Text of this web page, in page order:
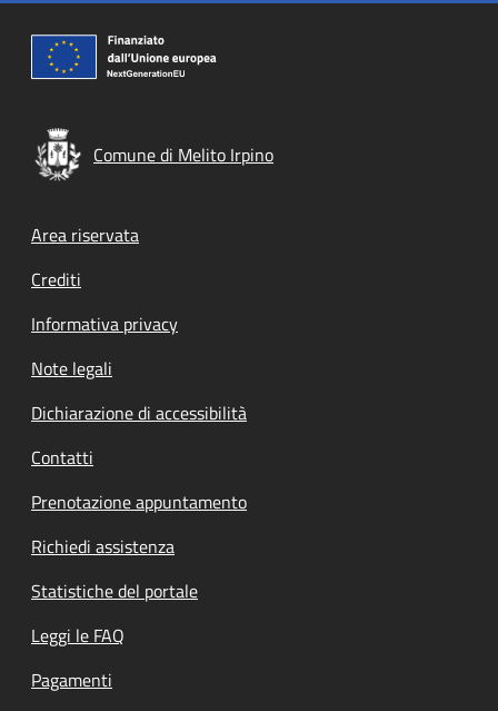
Comune di Melito Irpino
Footer menu
Area riservata
Crediti
Informativa privacy
Note legali
Dichiarazione di accessibilità
Contatti
Prenotazione appuntamento
Richiedi assistenza
Statistiche del portale
Leggi le FAQ
Pagamenti